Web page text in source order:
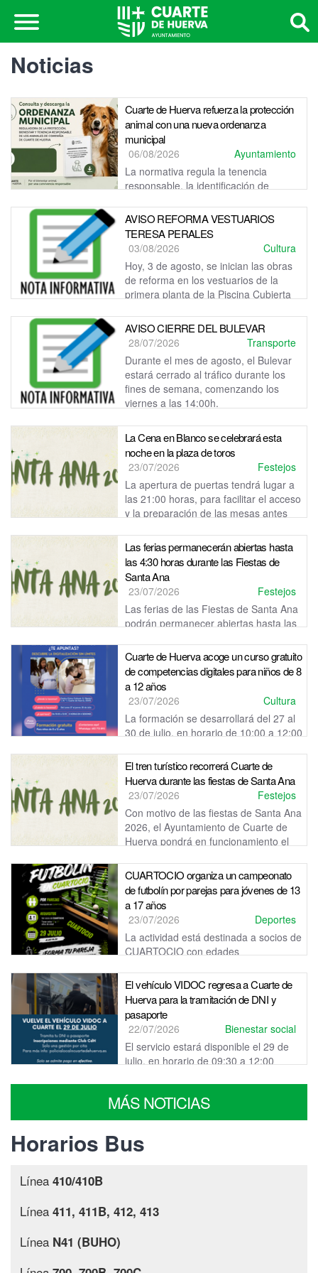
Noticias
Cuarte de Huerva refuerza la protección
animal con una nueva ordenanza
municipal
06/08/2026
Ayuntamiento
La normativa regula la tenencia
responsable, la identificación de
felinas y el régimen ...
AVISO REFORMA VESTUARIOS
TERESA PERALES
03/08/2026
Cultura
Hoy, 3 de agosto, se inician las obras
de reforma en los vestuarios de la
primera planta de la Piscina Cubierta
AVISO CIERRE DEL BULEVAR
28/07/2026
Transporte
Durante el mes de agosto, el Bulevar
estará cerrado al tráfico durante los
fines de semana, comenzando los
viernes a las 14:00h.
La Cena en Blanco se celebrará esta
noche en la plaza de toros
23/07/2026
Festejos
La apertura de puertas tendrá lugar a
las 21:00 horas, para facilitar el acceso
y la preparación de las mesas antes
Las ferias permanecerán abiertas hasta
las 4:30 horas durante las Fiestas de
Santa Ana
23/07/2026
Festejos
Las ferias de las Fiestas de Santa Ana
podrán permanecer abiertas hasta las
que el reci...
Cuarte de Huerva acoge un curso gratuito
de competencias digitales para niños de 8
a 12 años
23/07/2026
Cultura
La formación se desarrollará del 27 al
30 de julio, en horario de 10:00 a 12:00
El tren turístico recorrerá Cuarte de
Huerva durante las fiestas de Santa Ana
23/07/2026
Festejos
Con motivo de las fiestas de Santa Ana
2026, el Ayuntamiento de Cuarte de
Huerva pondrá en funcionamiento el
CUARTOCIO organiza un campeonato
de futbolín por parejas para jóvenes de 13
a 17 años
23/07/2026
Deportes
La actividad está destinada a socios de
CUARTOCIO con edades
necesario formar una pa...El vehículo VIDOC regresa a Cuarte de
Huerva para la tramitación de DNI y
pasaporte
22/07/2026
Bienestar social
El servicio estará disponible el 29 de
julio, en horario de 09:30 a 12:00
MÁS NOTICIAS
Horarios Bus
Línea 410/410B
Línea 411, 411B, 412, 413
Línea N41 (BUHO)